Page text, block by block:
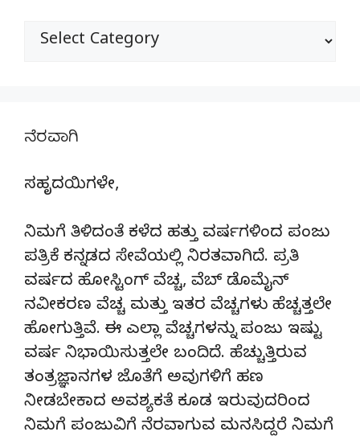
ವಿಭಾಗಗಳು
ನೆರವಾಗಿ
ಸಹೃದಯಿಗಳೇ,
ನಿಮಗೆ ತಿಳಿದಂತೆ ಕಳೆದ ಹತ್ತು ವರ್ಷಗಳಿಂದ ಪಂಜು
ಪತ್ರಿಕೆ ಕನ್ನಡದ ಸೇವೆಯಲ್ಲಿ ನಿರತವಾಗಿದೆ. ಪ್ರತಿ
ವರ್ಷದ ಹೋಸ್ಟಿಂಗ್‌ ವೆಚ್ಚ, ವೆಬ್‌ ಡೊಮೈನ್‌
ನವೀಕರಣ ವೆಚ್ಚ ಮತ್ತು ಇತರ ವೆಚ್ಚಗಳು ಹೆಚ್ಚತ್ತಲೇ
ಹೋಗುತ್ತಿವೆ. ಈ ಎಲ್ಲಾ ವೆಚ್ಚಗಳನ್ನು ಪಂಜು ಇಷ್ಟು
ವರ್ಷ ನಿಭಾಯಿಸುತ್ತಲೇ ಬಂದಿದೆ. ಹೆಚ್ಚುತ್ತಿರುವ
ತಂತ್ರಜ್ಞಾನಗಳ ಜೊತೆಗೆ ಅವುಗಳಿಗೆ ಹಣ
ನೀಡಬೇಕಾದ ಅವಶ್ಯಕತೆ ಕೂಡ ಇರುವುದರಿಂದ
ನಿಮಗೆ ಪಂಜುವಿಗೆ ನೆರವಾಗುವ ಮನಸಿದ್ದರೆ ನಿಮಗೆ